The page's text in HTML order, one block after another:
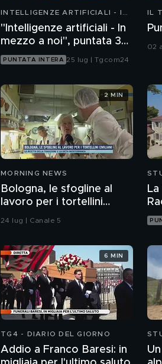
INTELLIGENZE ARTIFICIALI - IN
"Intelligenze artificiali - In
mezzo a noi", puntata 35:
il progetto Glasswing
PUNTATA INTERA 25 lug | Tgcom24
IL
02
MORNING NEWS
Bologna, le sfogline al
lavoro per i tortellini
emiliani
24 lug | Canale 5
2 MIN
TG4 - DIARIO DEL GIORNO
Addio a Franco Baresi: in
6 MIN